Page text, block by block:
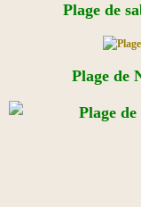
Plage de
Plage de